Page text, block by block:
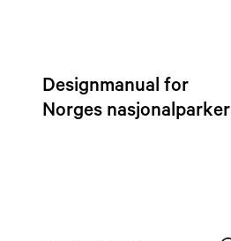
Designmanual for
Norges nasjonalparker